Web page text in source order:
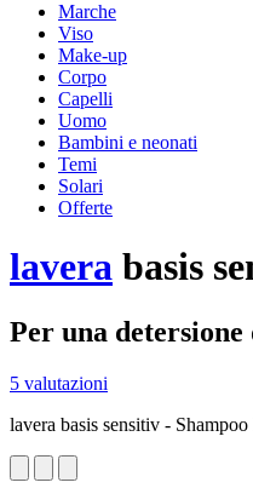
Marche
Viso
Make-up
Corpo
Capelli
Uomo
Bambini e neonati
Temi
Solari
Offerte
lavera basis
Per una
5 valutazioni
lavera basis sensitiv - Shampoo